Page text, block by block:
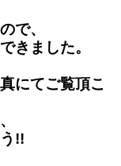
で、
きました。
にてご覧頂こ
!!